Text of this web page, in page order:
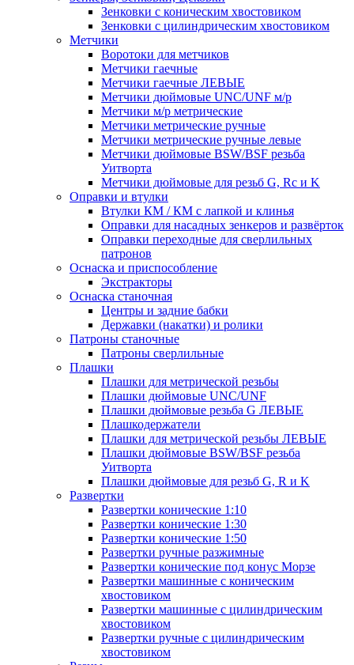
Зенковки с коническим хвостовиком
Зенковки с цилиндрическим хвостовиком
Метчики
Воротоки для метчиков
Метчики гаечные
Метчики гаечные ЛЕВЫЕ
Метчики дюймовые UNC/UNF м/р
Метчики м/р метрические
Метчики метрические ручные
Метчики метрические ручные левые
Метчики дюймовые BSW/BSF резьба
Уитворта
Метчики дюймовые для резьб G, Rc и K
Оправки и втулки
Втулки КМ / КМ с лапкой и клинья
Оправки для насадных зенкеров и развёрток
Оправки переходные для сверлильных
патронов
Оснаска и приспособление
Экстракторы
Оснаска станочная
Центры и задние бабки
Державки (накатки) и ролики
Патроны станочные
Патроны сверлильные
Плашки
Плашки для метрической резьбы
Плашки дюймовые UNC/UNF
Плашки дюймовые резьба G ЛЕВЫЕ
Плашкодержатели
Плашки для метрической резьбы ЛЕВЫЕ
Плашки дюймовые BSW/BSF резьба
Уитворта
Плашки дюймовые для резьб G, R и K
Развертки
Развертки конические 1:10
Развертки конические 1:30
Развертки конические 1:50
Развертки ручные разжимные
Развертки конические под конус Морзе
Развертки машинные с коническим
хвостовиком
Развертки машинные с цилиндрическим
хвостовиком
Развертки ручные с цилиндрическим
хвостовиком